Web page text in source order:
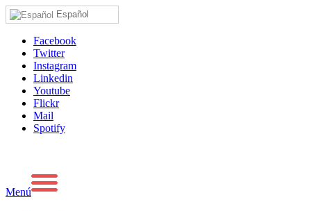
Español
Facebook
Twitter
Instagram
Linkedin
Youtube
Flickr
Mail
Spotify
Menú